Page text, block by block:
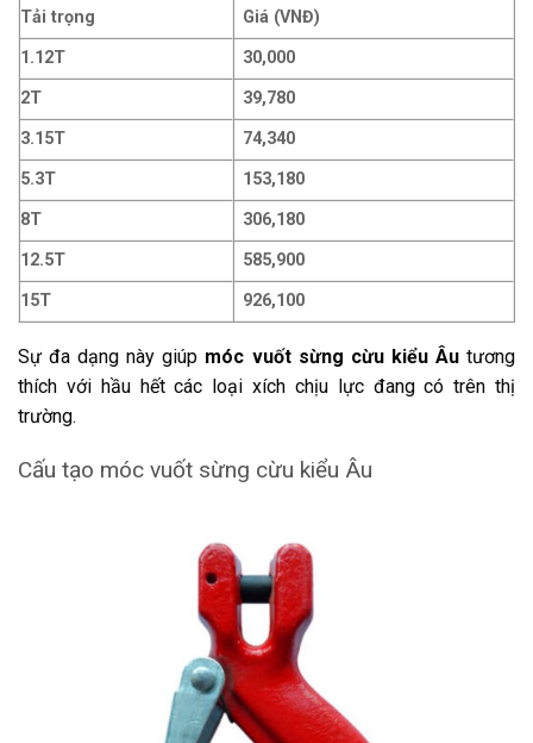
Tải trọng
Giá (VNĐ)
1.12T
30,000
2T
39,780
3.15T
74,340
5.3T
153,180
8T
306,180
12.5T
585,900
15T
926,100
Sự đa dạng này giúp móc vuốt sừng cừu kiểu Âutương
thích với hầu hết các loại xích chịu lực đang có trên thị
trường.
Cấu tạo móc vuốt sừng cừu kiểu Âu